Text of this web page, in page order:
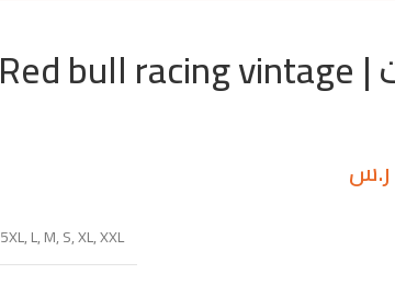
رد بول جاكيت | Red bull racing vintage
ر.س
5XL,L,M,S,XL,XXL